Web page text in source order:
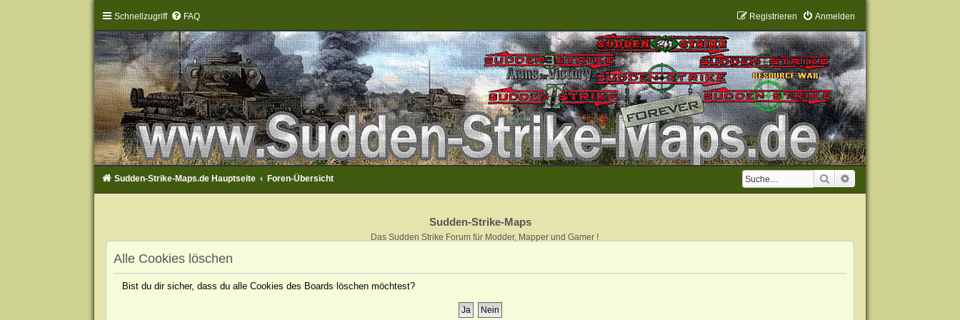
Schnellzugriff FAQ Anmelden
Registrieren
Suche
Sudden-Strike-Maps.de Hauptseite Foren-Übersicht
Sudden-Strike-Maps
Das Sudden Strike Forum für Modder, Mapper und Gamer !
Alle Cookies löschen
Bist du dir sicher, dass du alle Cookies des Boards löschen möchtest?